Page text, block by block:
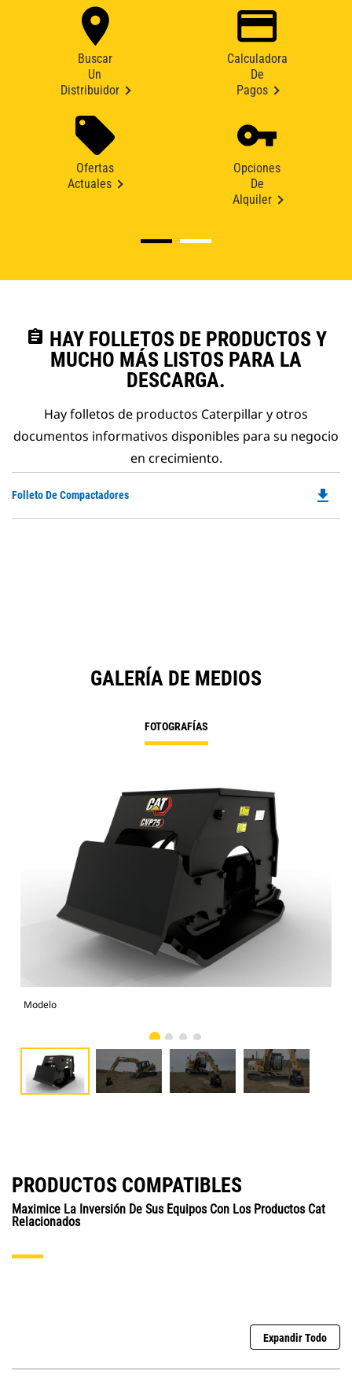
Buscar
Un
Distribuidor
Calculadora
De
Pagos
Ofertas
Actuales
Opciones
De
Alquiler
assignment HAY FOLLETOS DE PRODUCTOS Y
MUCHO MÁS LISTOS PARA LA
DESCARGA.
Hay folletos de productos Caterpillar y otros
documentos informativos disponibles para su negocio
en crecimiento.
Folleto De Compactadores file_download
GALERÍA DE MEDIOS
FOTOGRAFÍAS
Modelo
PRODUCTOS COMPATIBLES
Maximice La Inversión De Sus Equipos Con Los Productos Cat
Relacionados
Expandir Todo